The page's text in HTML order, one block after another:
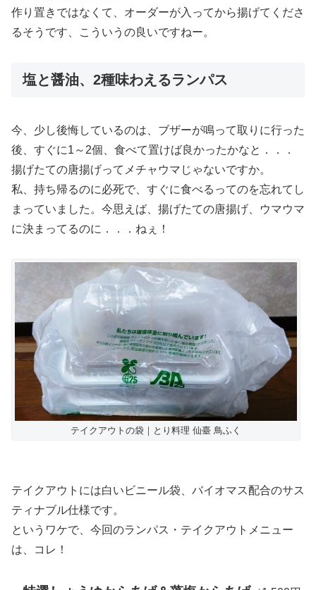
作り置きではなくて、オーダーが入ってから揚げてくださ
るそうです、こういうの良いですねー。
塩と醤油、2種味わえるランパス
今、少し後悔しているのは、ブザーが鳴って取りに行った
後、すぐに1～2個、食べて置けば良かったかなと．．．
揚げたての唐揚げってメチャウマじゃないですか。
私、持ち帰るのに必死で、すぐに食べるってのを忘れてし
まっていました。今思えば、揚げたての唐揚げ、ウマウマ
に決まってるのに．．．ねぇ！
テイクアウトの袋｜とり料理 仙臺 鳥ふく
テイクアウトには白いビニール袋、バイオマス配合のサス
ティナブル仕様です。
というワケで、今回のランパス・テイクアウトメニュー
は、コレ！